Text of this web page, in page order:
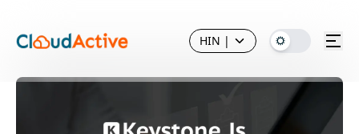
HIN |